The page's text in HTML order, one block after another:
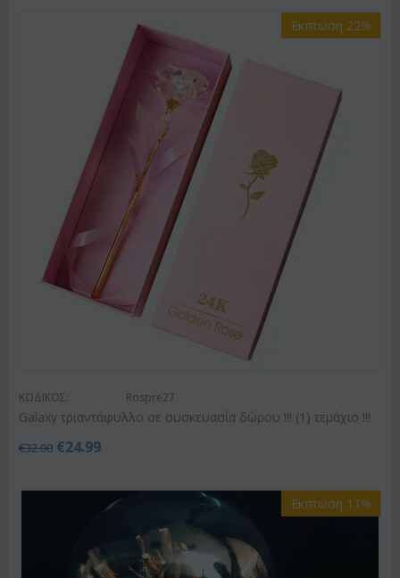
Έκπτωση 22%
ΚΩΔΙΚΟΣ: Rospre27
Galaxy τριαντάφυλλο σε συσκευασία δώρου !!! (1) τεμάχιo !!!
€32.00 €24.99
Έκπτωση 11%